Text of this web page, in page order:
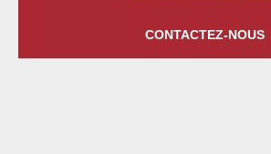
CONTACTEZ-NOUS